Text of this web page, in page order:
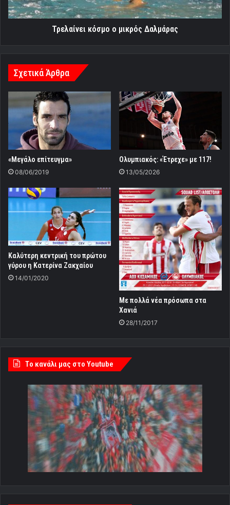
Τρελαίνει κόσμο ο μικρός Δαλμάρας
Σχετικά Άρθρα
«Μεγάλο επίτευγμα»
08/06/2019
Ολυμπιακός: «Έτρεχε» με 117!
13/05/2026
Καλύτερη κεντρική του πρώτου
γύρου η Κατερίνα Ζακχαίου
14/01/2020
Με πολλά νέα πρόσωπα στα
Χανιά
28/11/2017
Tο κανάλι μας στο Youtube